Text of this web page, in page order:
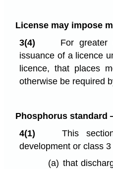
License may impose
3(4)
For greater
issuance of a licence
licence, that places
otherwise be required
Phosphorus
4(1)
This
development or class
(a) that